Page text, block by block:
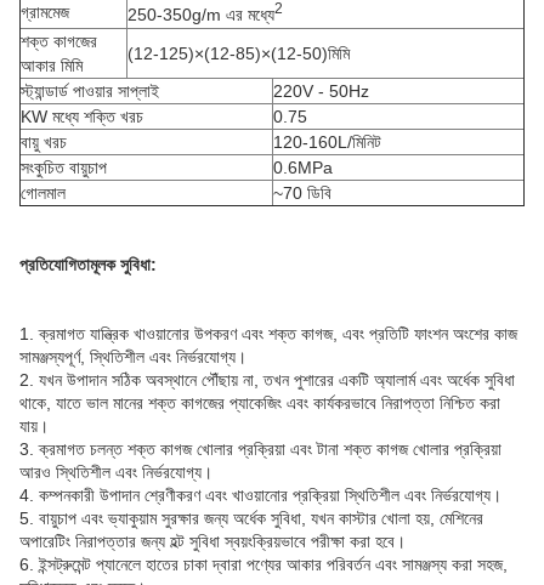
গ্রামমেজ 250-350g/m এর মধ্যে2
শক্ত কাগজের
আকার মিমি
(12-125)×(12-85)×(12-50)মিমি
স্ট্যান্ডার্ড পাওয়ার সাপ্লাই
220V - 50Hz
KW মধ্যে শক্তি খরচ
0.75
বায়ু খরচ
120-160L/মিনিট
সংকুচিত বায়ুচাপ
0.6MPa
গোলমাল
~70 ডিবি
প্রতিযোগিতামূলক সুবিধা:
1. ক্রমাগত যান্ত্রিক খাওয়ানোর উপকরণ এবং শক্ত কাগজ, এবং প্রতিটি ফাংশন অংশের কাজ
সামঞ্জস্যপূর্ণ, স্থিতিশীল এবং নির্ভরযোগ্য।
2. যখন উপাদান সঠিক অবস্থানে পৌঁছায় না, তখন পুশারের একটি অ্যালার্ম এবং অর্ধেক সুবিধা
থাকে, যাতে ভাল মানের শক্ত কাগজের প্যাকেজিং এবং কার্যকরভাবে নিরাপত্তা নিশ্চিত করা
যায়।
3. ক্রমাগত চলন্ত শক্ত কাগজ খোলার প্রক্রিয়া এবং টানা শক্ত কাগজ খোলার প্রক্রিয়া
আরও স্থিতিশীল এবং নির্ভরযোগ্য।
4. কম্পনকারী উপাদান শ্রেণীকরণ এবং খাওয়ানোর প্রক্রিয়া স্থিতিশীল এবং নির্ভরযোগ্য।
5. বায়ুচাপ এবং ভ্যাকুয়াম সুরক্ষার জন্য অর্ধেক সুবিধা, যখন কাস্টার খোলা হয়, মেশিনের
অপারেটিং নিরাপত্তার জন্য হল্ট সুবিধা স্বয়ংক্রিয়ভাবে পরীক্ষা করা হবে।
6. ইন্সট্রুমেন্ট প্যানেলে হাতের চাকা দ্বারা পণ্যের আকার পরিবর্তন এবং সামঞ্জস্য করা সহজ,